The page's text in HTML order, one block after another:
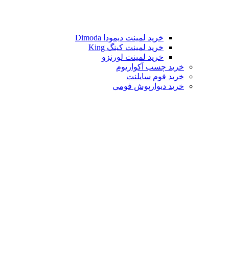
خرید لمینت دیمودا Dimoda
خرید لمینت کینگ King
خرید لمینت لورنزو
خرید چسب آکواریوم
خرید فوم سایلنت
خرید دیوارپوش فومی